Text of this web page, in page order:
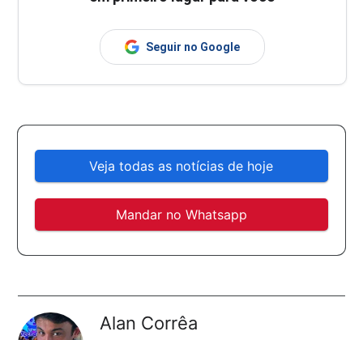
Seguir no Google
Veja todas as notícias de hoje
Mandar no Whatsapp
Alan Corrêa